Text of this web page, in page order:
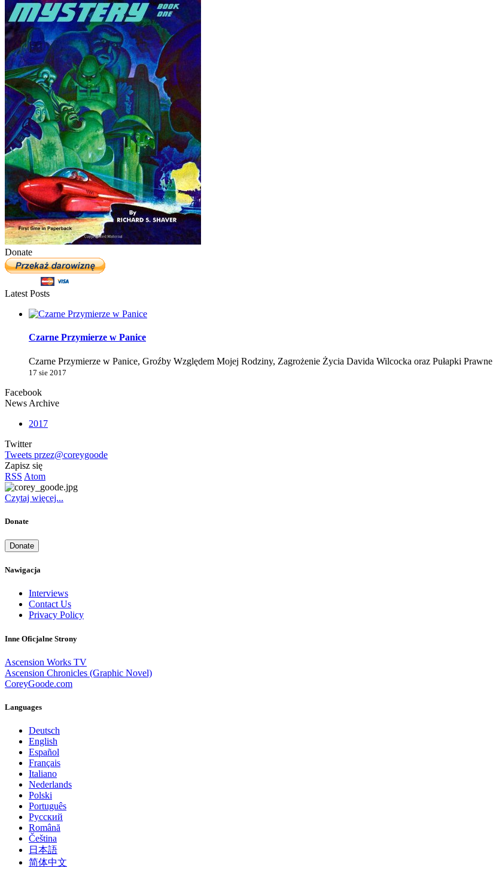
Donate
Latest Posts
Czarne Przymierze w Panice
Czarne Przymierze w Panice, Groźby Względem Mojej Rodziny, Zagrożenie Życia Davida Wilcocka oraz Pułapki Prawne
17 sie 2017
Facebook
News Archive
2017
Twitter
Tweets przez@coreygoode
Zapisz się
RSS Atom
Czytaj więcej...
Donate
Donate
Nawigacja
Interviews
Contact Us
Privacy Policy
Inne Oficjalne Strony
Ascension Works TV
Ascension Chronicles (Graphic Novel)
CoreyGoode.com
Languages
Deutsch
English
Español
Français
Italiano
Nederlands
Polski
Português
Pусский
Română
Čeština
日本語
简体中文